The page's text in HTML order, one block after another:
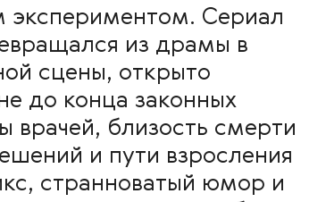
экспериментом. Сериал
из драмы в
сцены, открыто
до конца законных
врачей, близость смерти
и пути взросления
странноватый юмор и